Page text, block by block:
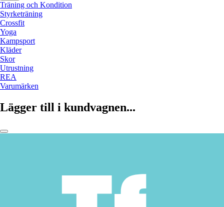
Träning och Kondition
Styrketräning
Crossfit
Yoga
Kampsport
Kläder
Skor
Utrustning
REA
Varumärken
Lägger till i kundvagnen...